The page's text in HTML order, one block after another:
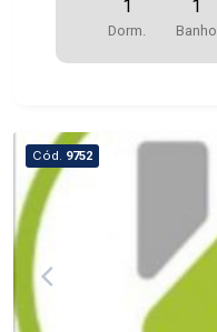
1
Dorm.
1
Banho
Cód. 9752